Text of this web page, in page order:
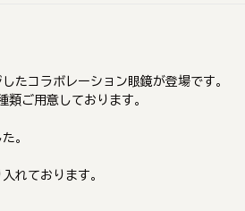
したコラボレーション眼鏡が登場です。
ご用意しております。
。
れております。